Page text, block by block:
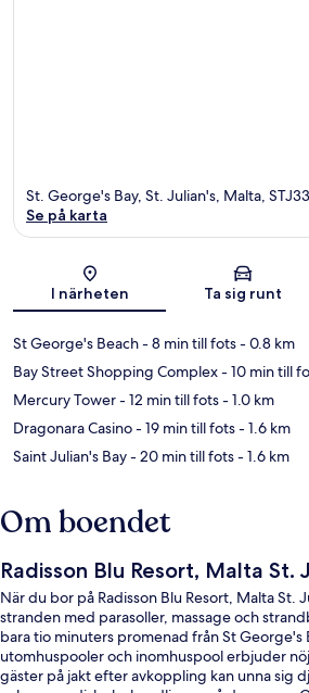
Karta
St. George's Bay, St. Julian's, Malta,
Se på karta
I närheten Ta sig runt
St George's Beach- 8 min till fots- 0.8 km
Bay Street Shopping Complex- 10 min till
Mercury Tower- 12 min till fots- 1.0 km
Dragonara Casino- 19 min till fots- 1.6 km
Saint Julian's Bay- 20 min till fots- 1.6 km
Om boendet
Radisson Blu Resort, Malta St.
När du bor på Radisson Blu Resort, Malta St.
stranden med parasoller, massage och
bara tio minuters promenad från St George's
utomhuspooler och inomhuspool erbjuder
gäster på jakt efter avkoppling kan unna sig